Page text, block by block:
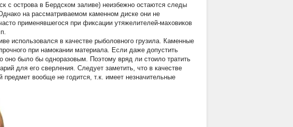
с острова в Бердском заливе) неизбежно остаются следы
на рассматриваемом каменном диске они не
применявшегося при фиксации утяжелителей-маховиков
использовался в качестве рыболовного грузила. Каменные
при намокании материала. Если даже допустить
оно было бы одноразовым. Поэтому вряд ли стоило тратить
для его сверления. Следует заметить, что в качестве
предмет вообще не годится, т.к. имеет незначительные